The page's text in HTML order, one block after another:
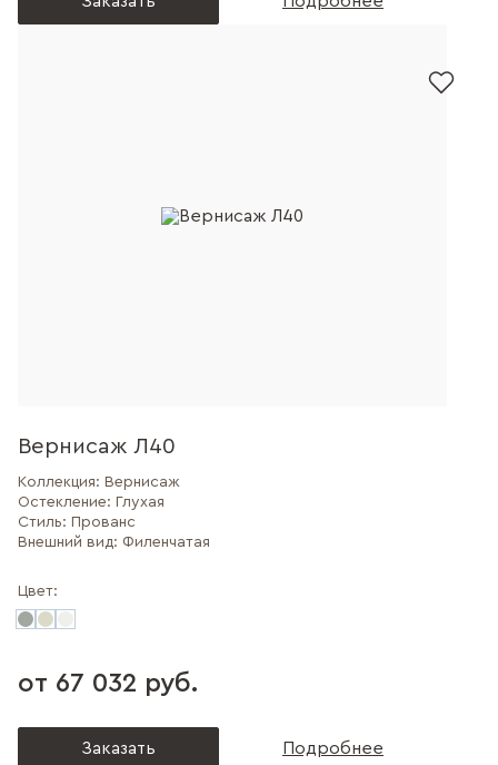
Вернисаж Л40
Коллекция: Вернисаж
Остекление: Глухая
Стиль: Прованс
Внешний вид: Филенчатая
Цвет:
от 67 032 руб.
Заказать Подробнее